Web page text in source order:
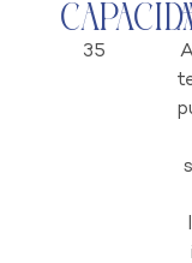
35